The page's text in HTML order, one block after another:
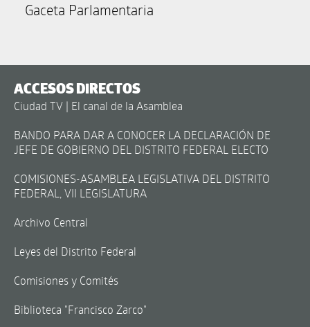
Gaceta Parlamentaria
ACCESOS DIRECTOS
Ciudad TV | El canal de la Asamblea
BANDO PARA DAR A CONOCER LA DECLARACIÓN DE
JEFE DE GOBIERNO DEL DISTRITO FEDERAL ELECTO
COMISIONES-ASAMBLEA LEGISLATIVA DEL DISTRITO
FEDERAL, VII LEGISLATURA
Archivo Central
Leyes del Distrito Federal
Comisiones y Comités
Biblioteca "Francisco Zarco"